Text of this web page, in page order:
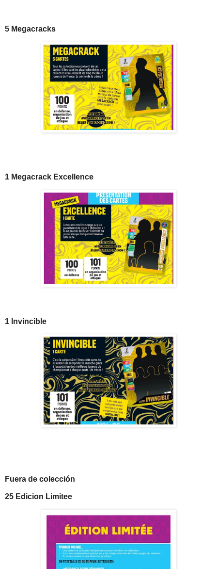
5 Megacracks
1 Megacrack Excellence
1 Invincible
Fuera de colección
25 Edicion Limitee